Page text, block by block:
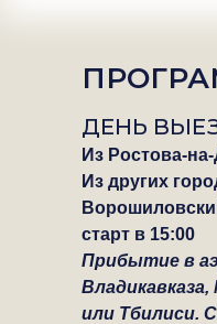
ДЕНЬ
Из Ростова-
Из других
старт в 15:00
Прибытие в
или Тбилиси.